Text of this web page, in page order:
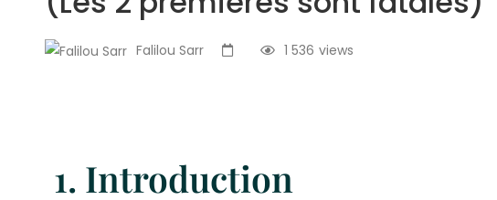
Falilou Sarr views
1 536
1. Introduction